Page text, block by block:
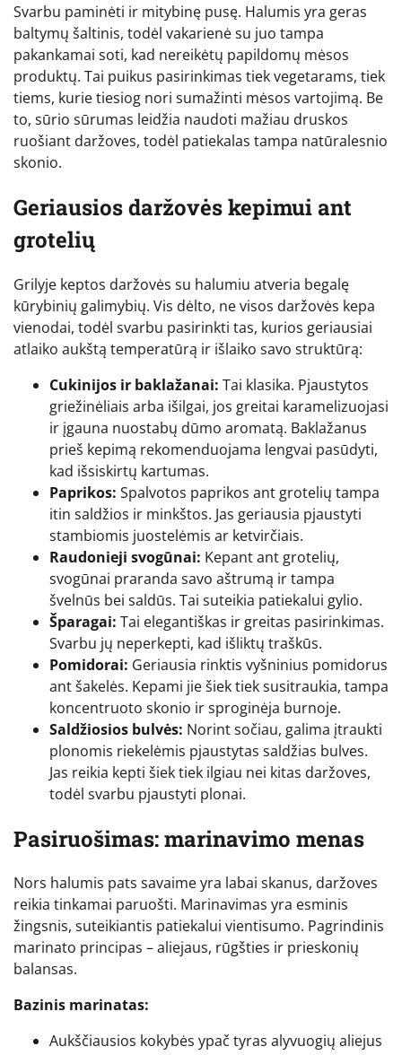
Svarbu paminėti ir mitybinę pusę. Halumis yra geras
baltymų šaltinis, todėl vakarienė su juo tampa
pakankamai soti, kad nereikėtų papildomų mėsos
produktų. Tai puikus pasirinkimas tiek vegetarams, tiek
tiems, kurie tiesiog nori sumažinti mėsos vartojimą. Be
to, sūrio sūrumas leidžia naudoti mažiau druskos
ruošiant daržoves, todėl patiekalas tampa natūralesnio
skonio.
Geriausios daržovės kepimui ant
grotelių
Grilyje keptos daržovės su halumiu atveria begalę
kūrybinių galimybių. Vis dėlto, ne visos daržovės kepa
vienodai, todėl svarbu pasirinkti tas, kurios geriausiai
atlaiko aukštą temperatūrą ir išlaiko savo struktūrą:
Cukinijos ir baklažanai: Tai klasika. Pjaustytos
griežinėliais arba išilgai, jos greitai karamelizuojasi
ir įgauna nuostabų dūmo aromatą. Baklažanus
prieš kepimą rekomenduojama lengvai pasūdyti,
kad išsiskirtų kartumas.
Paprikos: Spalvotos paprikos ant grotelių tampa
itin saldžios ir minkštos. Jas geriausia pjaustyti
stambiomis juostelėmis ar ketvirčiais.
Raudonieji svogūnai: Kepant ant grotelių,
svogūnai praranda savo aštrumą ir tampa
švelnūs bei saldūs. Tai suteikia patiekalui gylio.
Šparagai: Tai elegantiškas ir greitas pasirinkimas.
Svarbu jų neperkepti, kad išliktų traškūs.
Pomidorai: Geriausia rinktis vyšninius pomidorus
ant šakelės. Kepami jie šiek tiek susitraukia, tampa
koncentruoto skonio ir sproginėja burnoje.
Saldžiosios bulvės: Norint sočiau, galima įtraukti
plonomis riekelėmis pjaustytas saldžias bulves.
Jas reikia kepti šiek tiek ilgiau nei kitas daržoves,
todėl svarbu pjaustyti plonai.
Pasiruošimas: marinavimo menas
Nors halumis pats savaime yra labai skanus, daržoves
reikia tinkamai paruošti. Marinavimas yra esminis
žingsnis, suteikiantis patiekalui vientisumo. Pagrindinis
marinato principas – aliejaus, rūgšties ir prieskonių
balansas.
Bazinis marinatas:
Aukščiausios kokybės ypač tyras alyvuogių aliejus